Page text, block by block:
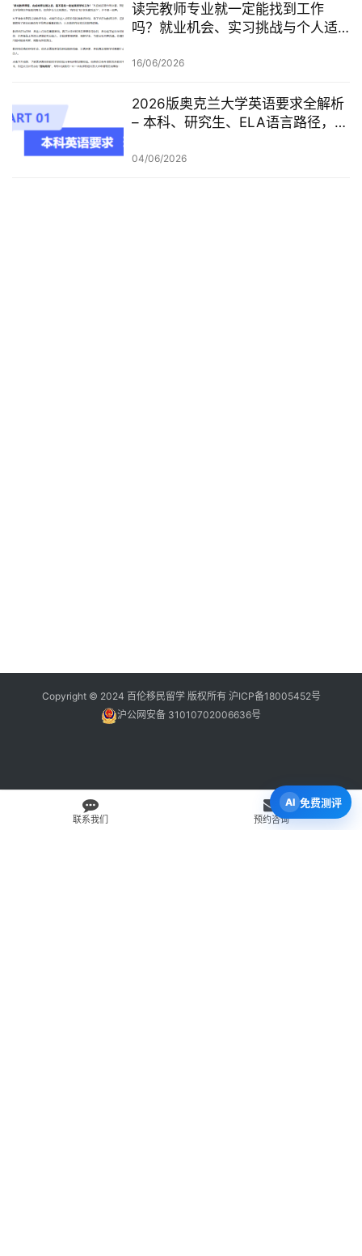
读完教师专业就一定能找到工作
吗？就业机会、实习挑战与个人适
16/06/2026
2026版奥克兰大学英语要求全解析
– 本科、研究生、ELA语言路径，一
04/06/2026
Copyright © 2024 百伦移民留学 版权所有 沪ICP备18005452号
沪公网安备 31010702006636号
联系我们 预约咨询
免费测评